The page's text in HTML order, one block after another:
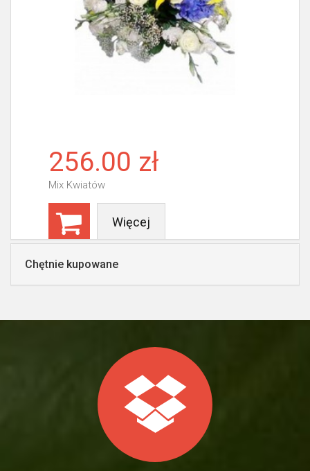
256.00 zł
Mix Kwiatów
Więcej
Chętnie kupowane